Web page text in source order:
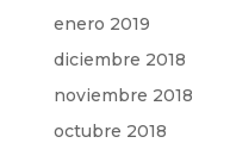
enero 2019
diciembre 2018
noviembre 2018
octubre 2018